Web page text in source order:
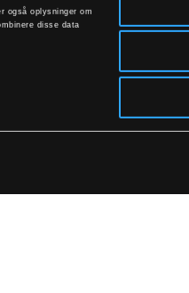
også oplysninger om
disse data